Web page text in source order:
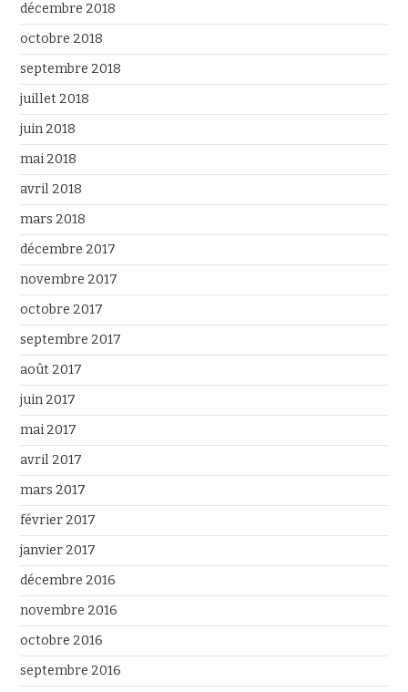
décembre 2018
octobre 2018
septembre 2018
juillet 2018
juin 2018
mai 2018
avril 2018
mars 2018
décembre 2017
novembre 2017
octobre 2017
septembre 2017
août 2017
juin 2017
mai 2017
avril 2017
mars 2017
février 2017
janvier 2017
décembre 2016
novembre 2016
octobre 2016
septembre 2016